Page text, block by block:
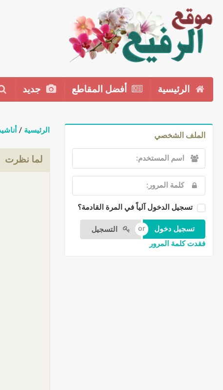
الرئيسية أفضل المقاطع جديد
الملف الشخصي
تسجيل الدخول آلياً في المرة القادمة؟
التسجيل
فقدت كلمة المرور
الرئيسية /
لما نظرت